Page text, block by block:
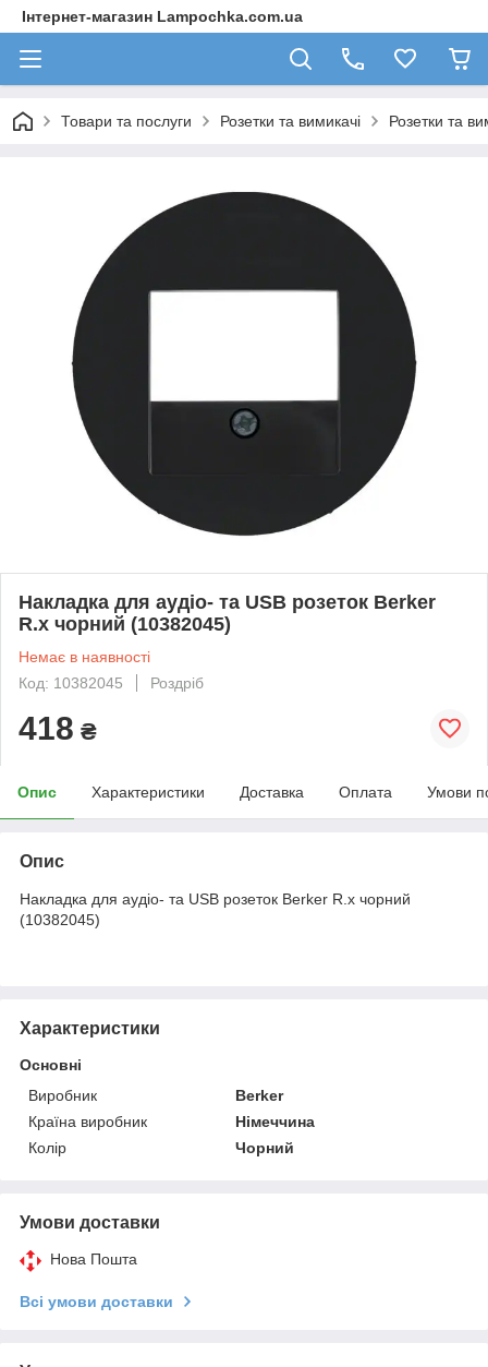
Інтернет-магазин Lampochka.com.ua
Товари та послуги Розетки та вимикачі Розетки та
Накладка для аудіо- та USB розеток Berker
R.x чорний (10382045)
Немає в наявності
Код: 10382045
Роздріб
418 ₴
Опис Характеристики Доставка Оплата Умови
Опис
Накладка для аудіо- та USB розеток Berker R.x чорний
(10382045)
Характеристики
Основні
Виробник
Berker
Країна виробник
Німеччина
Колір
Чорний
Умови доставки
Нова Пошта
Всі умови доставки